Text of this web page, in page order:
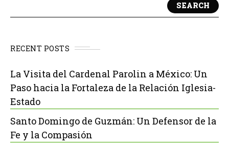
SEARCH
RECENT POSTS
La Visita del Cardenal Parolin a México: Un
Paso hacia la Fortaleza de la Relación Iglesia-
Estado
Santo Domingo de Guzmán: Un Defensor de la
Fe y la Compasión